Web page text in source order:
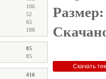
106
52
65
188
85
85
416